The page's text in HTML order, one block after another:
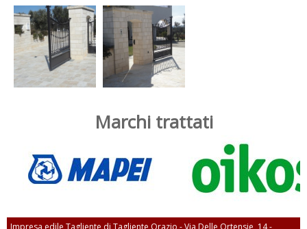
Marchi trattati
Impresa edile Tagliente di Tagliente Orazio - Via Delle Ortensie, 14 -